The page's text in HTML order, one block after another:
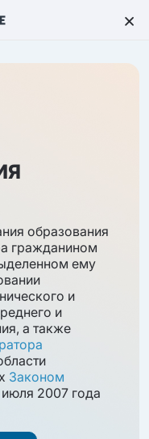
образования
гражданином
ему
и
и
а также
Законом
июля 2007 года